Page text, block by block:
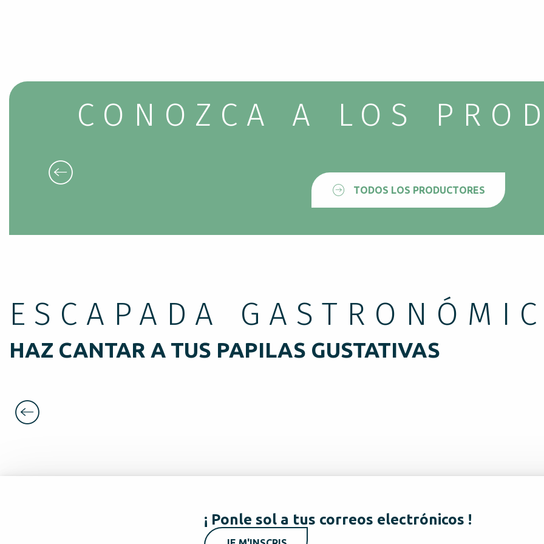
CONOZCA A LOS
TODOS LOS PRODUCTORES
ESCAPADA
HAZ CANTAR A TUS PAPILAS GUSTATIVAS
¡ Ponle sol a tus correos electrónicos !